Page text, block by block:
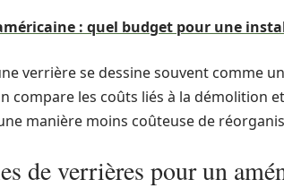
: quel budget pour une
verrière se dessine souvent comme
compare les coûts liés à la démolition
manière moins coûteuse de
de verrières pour un